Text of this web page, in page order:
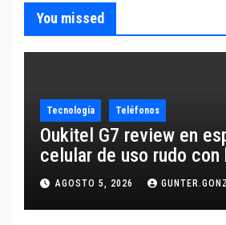
You missed
Tecnología Teléfonos
Oukitel G7 review en
celular de uso rudo con
10,600 mAh
AGOSTO 5, 2026